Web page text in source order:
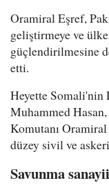
Oramiral Eşref,
geliştirmeye ve
güçlendirilmesine
etti.
Heyette Somali'nin
Muhammed
Komutanı
düzey sivil ve
Savunma